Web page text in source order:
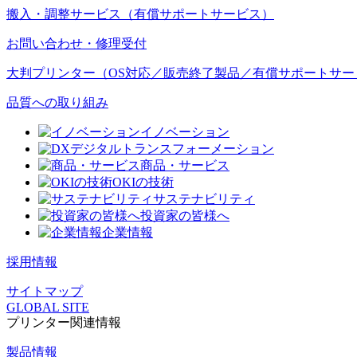
搬入・調整サービス（有償サポートサービス）
お問い合わせ・修理受付
大判プリンター（OS対応／販売終了製品／有償サポートサ
品質への取り組み
イノベーション
デジタルトランスフォーメーション
商品・サービス
OKIの技術
サステナビリティ
投資家の皆様へ
企業情報
採用情報
サイトマップ
GLOBAL SITE
プリンター関連情報
製品情報